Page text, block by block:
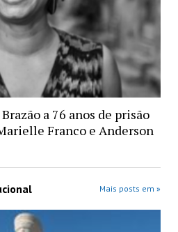
a 76 anos de prisão
Franco e Anderson
Mais posts em »